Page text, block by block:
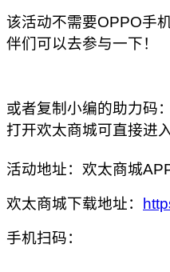
该活动不需要OPPO手
伴们可以去参与一下！
或者复制小编的助力码：
打开欢太商城可直接进
活动地址：欢太商城
欢太商城下载地址：
手机扫码：